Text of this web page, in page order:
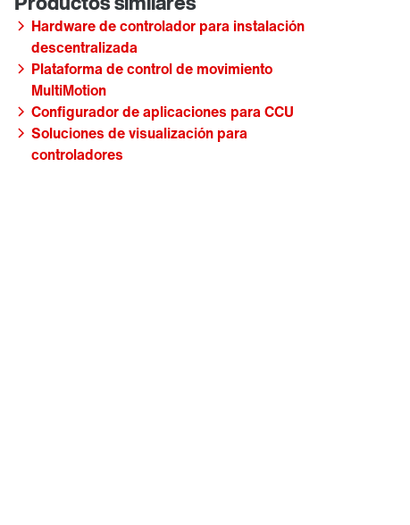
Hardware de controlador para instalación
descentralizada
Plataforma de control de movimiento
MultiMotion
Configurador de aplicaciones para CCU
Soluciones de visualización para
controladores